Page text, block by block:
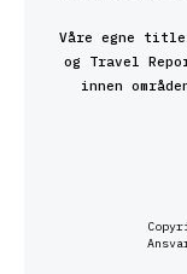
Våre egne
og Travel
innen